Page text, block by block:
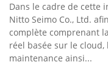
Dans le cadre de cette
Nitto Seimo Co., Ltd.
complète comprenant
réel basée sur le
maintenance ainsi...